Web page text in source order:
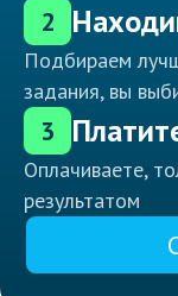
2
Подбираем
задания, вы
3
Оплачиваете,
результатом